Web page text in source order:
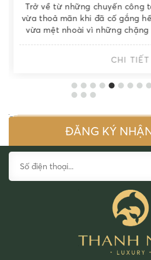
Trở về từ những chuyến công
vừa thoả mãn khi đã cố gắng
vừa mệt nhoài vì những chặng
CHI TIẾT
ĐĂNG KÝ